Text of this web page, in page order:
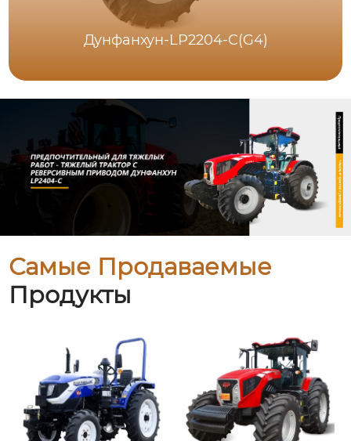
Дунфанхун-LP2204-C(G4)
Самые Продаваемые
Продукты